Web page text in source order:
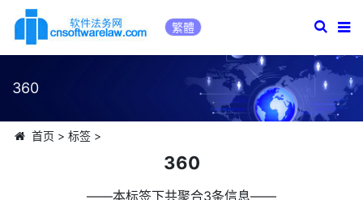
繁體
360
首页 > 标签>
360
――本标签下共聚合3条信息――